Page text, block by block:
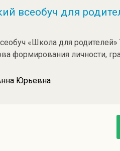
всеобуч для
«Школа для
формирования личности,
Юрьевна